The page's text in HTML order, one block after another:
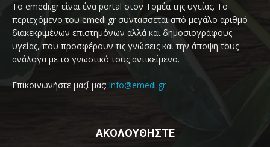
Το emedi.gr είναι ένα portal στον Τομέα της υγείας. Το
περιεχόμενο του emedi.gr συντάσσεται από μεγάλο αριθμό
διακεκριμένων επιστημόνων αλλά και δημοσιογράφους
υγείας, που προσφέρουν τις γνώσεις και την άποψή τους
ανάλογα με το γνωστικό τους αντικείμενο.
Επικοινωνήστε μαζί μας: info@emedi.gr
ΑΚΟΛΟΥΘΗΣΤΕ